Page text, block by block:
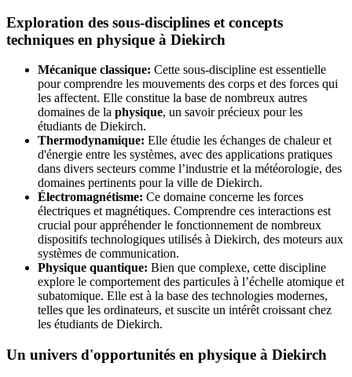
Exploration des sous-disciplines et concepts
techniques en physique à Diekirch
Mécanique classique: Cette sous-discipline est essentielle
pour comprendre les mouvements des corps et des forces qui
les affectent. Elle constitue la base de nombreux autres
domaines de la physique, un savoir précieux pour les
étudiants de Diekirch.
Thermodynamique: Elle étudie les échanges de chaleur et
d'énergie entre les systèmes, avec des applications pratiques
dans divers secteurs comme l’industrie et la météorologie, des
domaines pertinents pour la ville de Diekirch.
Électromagnétisme: Ce domaine concerne les forces
électriques et magnétiques. Comprendre ces interactions est
crucial pour appréhender le fonctionnement de nombreux
dispositifs technologiques utilisés à Diekirch, des moteurs aux
systèmes de communication.
Physique quantique: Bien que complexe, cette discipline
explore le comportement des particules à l’échelle atomique et
subatomique. Elle est à la base des technologies modernes,
telles que les ordinateurs, et suscite un intérêt croissant chez
les étudiants de Diekirch.
Un univers d'opportunités en physique à Diekirch